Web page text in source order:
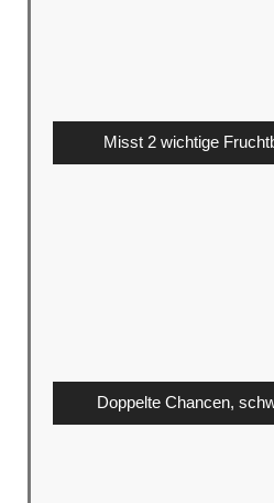
Misst 2 wichtige
Doppelte Chancen,